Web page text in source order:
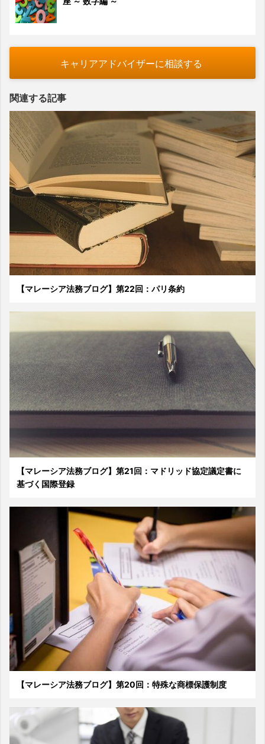
キャリアアドバイザーに相談する
関連する記事
【マレーシア法務ブログ】第22回：パリ条約
【マレーシア法務ブログ】第21回：マドリッド協定議定書に
基づく国際登録
【マレーシア法務ブログ】第20回：特殊な商標保護制度